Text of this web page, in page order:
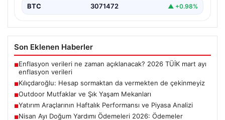
BTC 3071472 ▲ +0.98%
Son Eklenen Haberler
■Enflasyon verileri ne zaman açıklanacak? 2026 TÜİK mart ayı
enflasyon verileri
■Kılıçdaroğlu: Hesap sormaktan da vermekten de çekinmeyiz
■Outdoor Mutfaklar ve Şık Yaşam Mekanları
■Yatırım Araçlarının Haftalık Performansı ve Piyasa Analizi
■Nisan Ayı Doğum Yardımı Ödemeleri 2026: Ödemeler